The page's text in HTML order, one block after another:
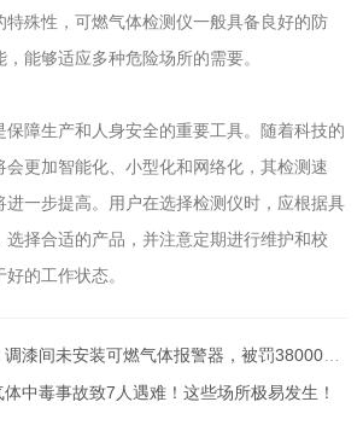
殊性，可燃气体检测仪一般具备良好的防
能够适应多种危险场所的需要。
障生产和人身安全的重要工具。随着科技的
会更加智能化、小型化和网络化，其检测速
进一步提高。用户在选择检测仪时，应根据具
选择合适的产品，并注意定期进行维护和校
的工作状态。
漆间未安装可燃气体报警器，被罚38000元！
中毒事故致7人遇难！这些场所极易发生！